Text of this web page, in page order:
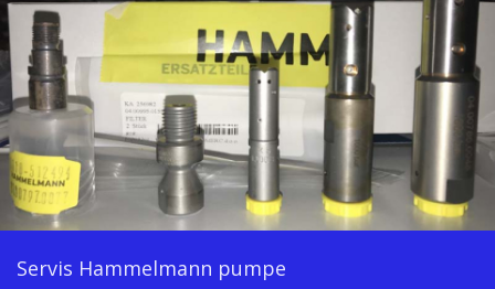
Servis Hammelmann pumpe